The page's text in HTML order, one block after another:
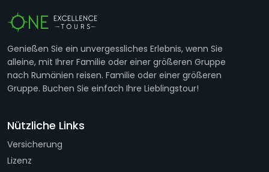
Genießen Sie ein unvergessliches Erlebnis, wenn Sie
alleine, mit Ihrer Familie oder einer größeren Gruppe
nach Rumänien reisen. Familie oder einer größeren
Gruppe. Buchen Sie einfach Ihre Lieblingstour!
Nützliche Links
Versicherung
Lizenz